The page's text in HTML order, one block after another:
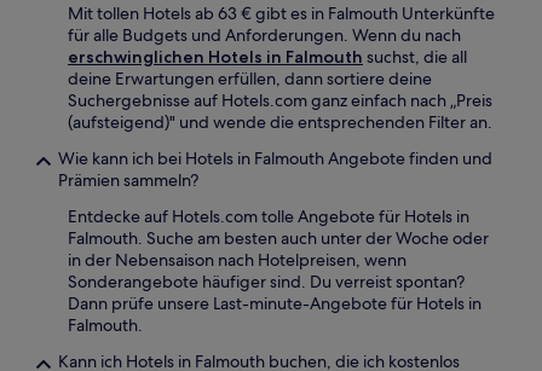
Mit tollen Hotels ab 63 € gibt es in Falmouth Unterkünfte
für alle Budgets und Anforderungen. Wenn du nach
erschwinglichen Hotels in Falmouth suchst, die all
deine Erwartungen erfüllen, dann sortiere deine
Suchergebnisse auf Hotels.com ganz einfach nach „Preis
(aufsteigend)" und wende die entsprechenden Filter an.
Wie kann ich bei Hotels in Falmouth Angebote finden und
Prämien sammeln?
Entdecke auf Hotels.com tolle Angebote für Hotels in
Falmouth. Suche am besten auch unter der Woche oder
in der Nebensaison nach Hotelpreisen, wenn
Sonderangebote häufiger sind. Du verreist spontan?
Dann prüfe unsere Last-minute-Angebote für Hotels in
Falmouth.
Kann ich Hotels in Falmouth buchen, die ich kostenlos